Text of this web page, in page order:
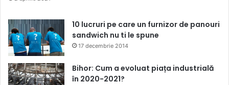
10 lucruri pe care un furnizor de panouri
sandwich nu ti le spune
17 decembrie 2014
Bihor: Cum a evoluat piața industrială
în 2020-2021?